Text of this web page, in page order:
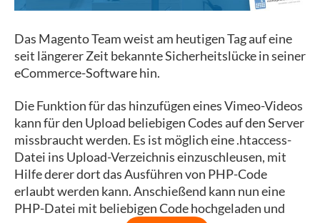
Das Magento Team weist am heutigen Tag auf eine
seit längerer Zeit bekannte Sicherheitslücke in seiner
eCommerce-Software hin.
Die Funktion für das hinzufügen eines Vimeo-Videos
kann für den Upload beliebigen Codes auf den Server
missbraucht werden. Es ist möglich eine .htaccess-
Datei ins Upload-Verzeichnis einzuschleusen, mit
Hilfe derer dort das Ausführen von PHP-Code
erlaubt werden kann. Anschießend kann nun eine
PHP-Datei mit beliebigen Code hochgeladen und